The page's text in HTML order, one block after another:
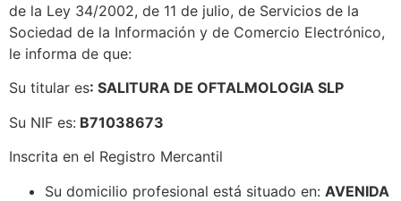
de la Ley 34/2002, de 11 de julio, de Servicios de la
Sociedad de la Información y de Comercio Electrónico,
le informa de que:
Su titular es: SALITURA DE OFTALMOLOGIA SLP
Su NIF es: B71038673
Inscrita en el Registro Mercantil
Su domicilio profesional está situado en: AVENIDA